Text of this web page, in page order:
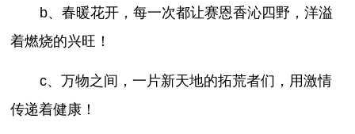
b、春暖花开，每一次都让赛恩香沁四野，洋溢
着燃烧的兴旺！
c、万物之间，一片新天地的拓荒者们，用激情
传递着健康！